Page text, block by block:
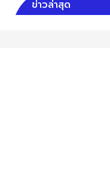
ข่าวล่าสุด